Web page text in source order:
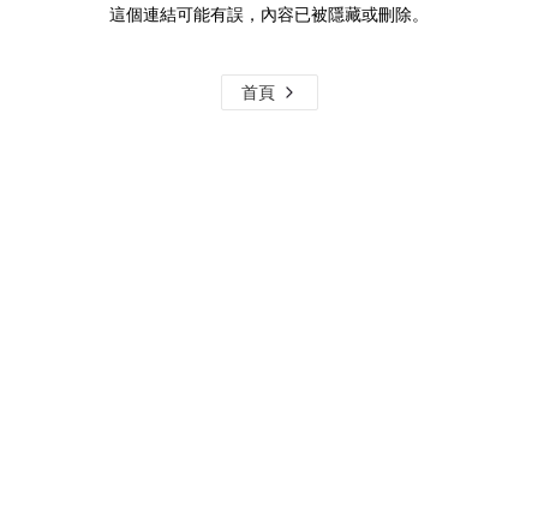
這個連結可能有誤，內容已被隱藏或刪除。
首頁